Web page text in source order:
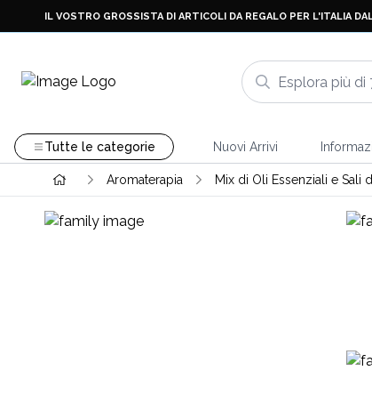
IL VOSTRO GROSSISTA DI ARTICOLI DA REGALO PER L'ITALIA
Tutte le categorie Nuovi Arrivi
Aromaterapia Mix di Oli Essenziali e Sali